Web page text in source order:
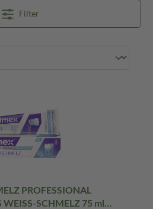
Filter
PROFESSIONAL
WEISS-SCHMELZ 75 ml